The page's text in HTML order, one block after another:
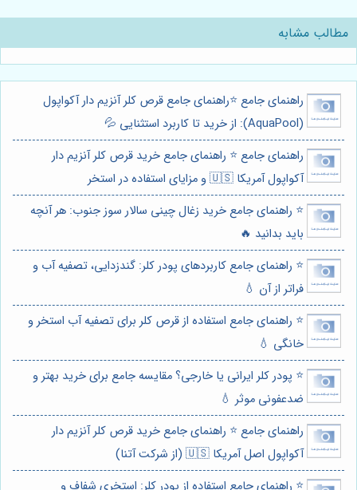
مطالب مشابه
راهنمای جامع ⭐️راهنمای جامع قرص کلر آنزیم دار آکواپول
(AquaPool): از خرید تا کاربرد استثنایی 💦
راهنمای جامع ⭐️ راهنمای جامع خرید قرص کلر آنزیم دار
آکواپول آمریکا 🇺🇸 و مزایای استفاده در استخر
⭐️ راهنمای جامع خرید زغال چینی سالار سوز جنوب: هر آنچه
باید بدانید 🔥
⭐️ راهنمای جامع کاربردهای پودر کلر: گندزدایی، تصفیه آب و
فراتر از آن 💧
⭐️ راهنمای جامع استفاده از قرص کلر برای تصفیه آب استخر و
خانگی 💧
⭐️ پودر کلر ایرانی یا خارجی؟ مقایسه جامع برای خرید بهتر و
ضدعفونی موثر 💧
راهنمای جامع ⭐️ راهنمای جامع خرید قرص کلر آنزیم دار
آکواپول اصل آمریکا 🇺🇸 (از شرکت آتنا)
⭐️ راهنمای جامع استفاده از پودر کلر: استخری شفاف و